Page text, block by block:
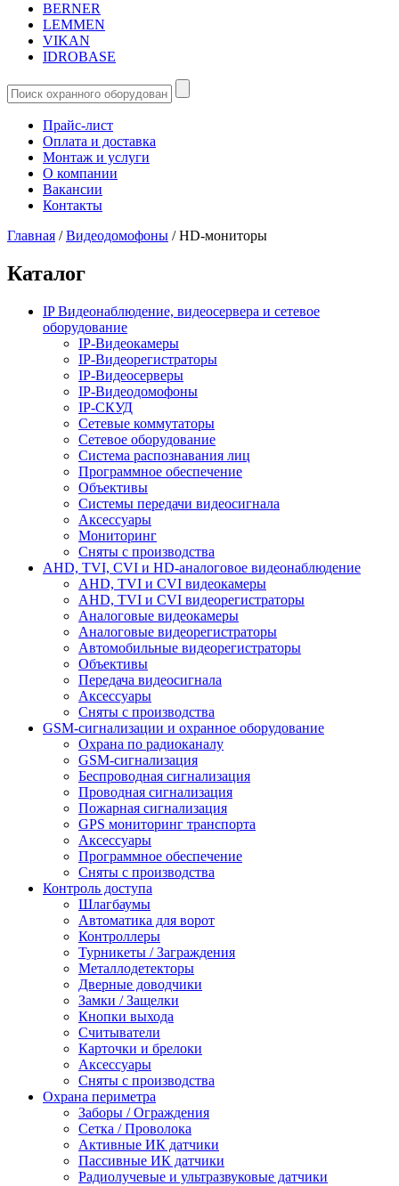
BERNER
LEMMEN
VIKAN
IDROBASE
Прайс-лист
Оплата и доставка
Монтаж и услуги
О компании
Вакансии
Контакты
Главная /Видеодомофоны /HD-мониторы
Каталог
IP Видеонаблюдение, видеосервера и сетевое
оборудование
IP-Видеокамеры
IP-Видеорегистраторы
IP-Видеосерверы
IP-Видеодомофоны
IP-СКУД
Сетевые коммутаторы
Сетевое оборудование
Система распознавания лиц
Программное обеспечение
Объективы
Системы передачи видеосигнала
Аксессуары
Мониторинг
Сняты с производства
AHD, TVI, CVI и HD-аналоговое видеонаблюдение
AHD, TVI и CVI видеокамеры
AHD, TVI и CVI видеорегистраторы
Аналоговые видеокамеры
Аналоговые видеорегистраторы
Автомобильные видеорегистраторы
Объективы
Передача видеосигнала
Аксессуары
Сняты с производства
GSM-сигнализации и охранное оборудование
Охрана по радиоканалу
GSM-сигнализация
Беспроводная сигнализация
Проводная сигнализация
Пожарная сигнализация
GPS мониторинг транспорта
Аксессуары
Программное обеспечение
Сняты с производства
Контроль доступа
Шлагбаумы
Автоматика для ворот
Контроллеры
Турникеты / Заграждения
Металлодетекторы
Дверные доводчики
Замки / Защелки
Кнопки выхода
Считыватели
Карточки и брелоки
Аксессуары
Сняты с производства
Охрана периметра
Заборы / Ограждения
Сетка / Проволока
Активные ИК датчики
Пассивные ИК датчики
Радиолучевые и ультразвуковые датчики